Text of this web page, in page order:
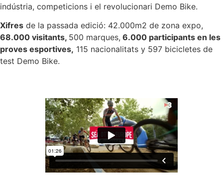
indústria, competicions i el revolucionari Demo Bike.
Xifres de la passada edició: 42.000m2 de zona expo,
68.000 visitants, 500 marques, 6.000 participants en les
proves esportives, 115 nacionalitats y 597 bicicletes de
test Demo Bike.